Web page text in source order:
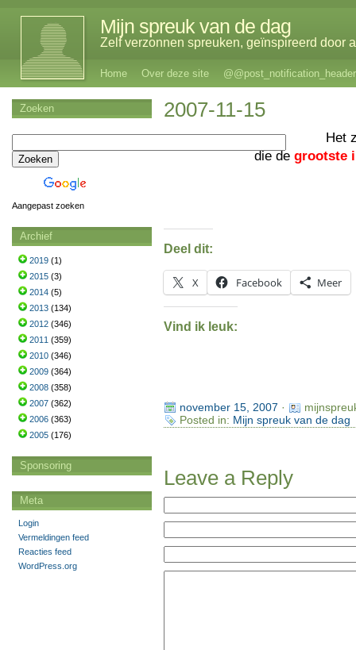
Mijn spreuk van de dag
Zelf verzonnen spreuken, geïnspireerd door
Home Over deze site @@post_notification_header
2007-11-15
Het
die degrootste
Deel dit:
X Facebook Meer
Vind ik leuk:
november 15, 2007 ·
Posted in: Mijn spreuk van de dag
Leave a Reply
Zoeken
Aangepast zoeken
Archief
2019 (1)
2015 (3)
2014 (5)
2013 (134)
2012 (346)
2011 (359)
2010 (346)
2009 (364)
2008 (358)
2007 (362)
2006 (363)
2005 (176)
Sponsoring
Meta
Login
Vermeldingen feed
Reacties feed
WordPress.org